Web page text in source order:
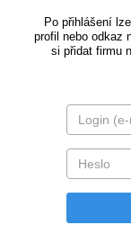
Po přihlášení
profil nebo odkaz
si přidat firmu